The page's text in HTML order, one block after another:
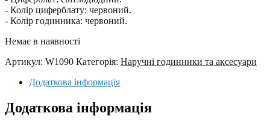
- Колір циферблату: червоний.
- Колір годинника: червоний.
Немає в наявності
Артикул: W1090 Категорія: Наручні годинники та аксесуари
Додаткова інформація
Додаткова інформація